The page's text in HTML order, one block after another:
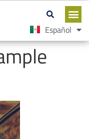
Español
English